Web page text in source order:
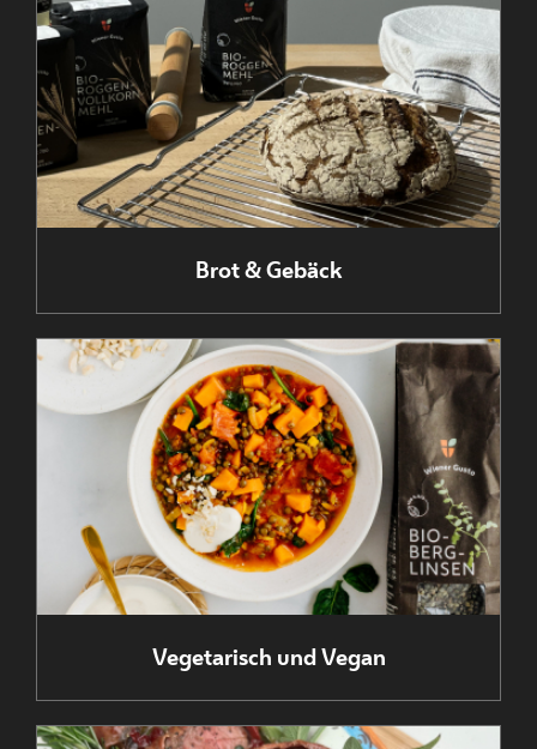
Brot & Gebäck
Vegetarisch und Vegan